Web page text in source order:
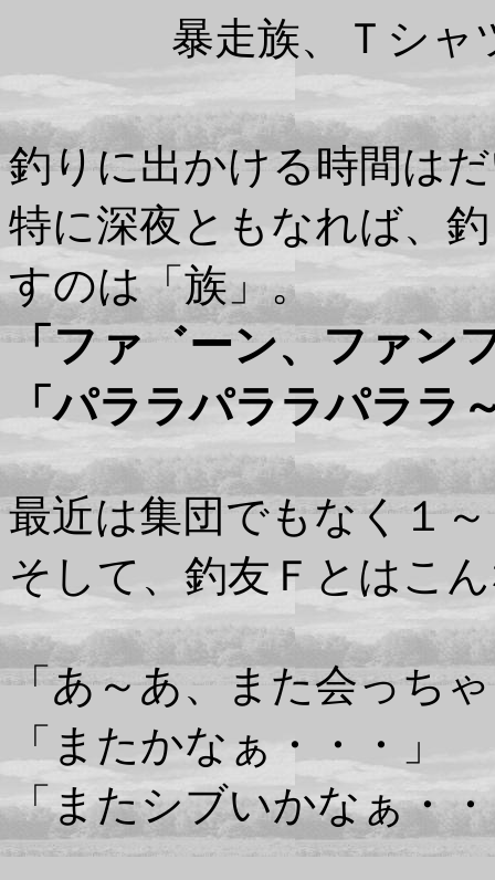
暴走族、Ｔシャ
釣りに出かける時間は
特に深夜ともなれば、
すのは「族」。
「ファ゛ーン、ファン
「パララパララパララ
最近は集団でもなく１
そして、釣友Ｆとはこ
「あ～あ、また会っち
「またかなぁ・・・」
「またシブいかなぁ・